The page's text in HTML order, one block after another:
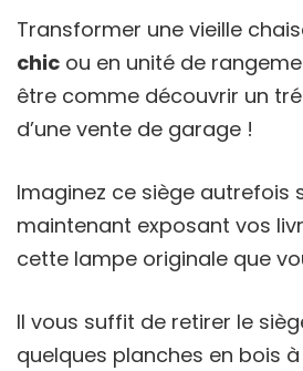
Transformer une vieille
chic ou en unité de
être comme découvrir un
d’une vente de garage !
Imaginez ce siège autrefois
maintenant exposant vos
cette lampe originale que
Il vous suffit de retirer le
quelques planches en bois